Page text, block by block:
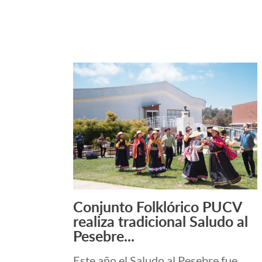
Leer más +
Conjunto Folklórico PUCV
realiza tradicional Saludo al
Pesebre...